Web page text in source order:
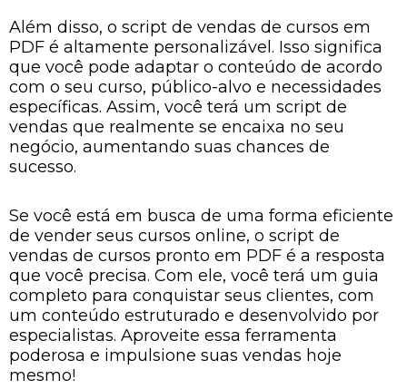
Além disso, o script de vendas de cursos em
PDF é altamente personalizável. Isso significa
que você pode adaptar o conteúdo de acordo
com o seu curso, público-alvo e necessidades
específicas. Assim, você terá um script de
vendas que realmente se encaixa no seu
negócio, aumentando suas chances de
sucesso.
Se você está em busca de uma forma eficiente
de vender seus cursos online, o script de
vendas de cursos pronto em PDF é a resposta
que você precisa. Com ele, você terá um guia
completo para conquistar seus clientes, com
um conteúdo estruturado e desenvolvido por
especialistas. Aproveite essa ferramenta
poderosa e impulsione suas vendas hoje
mesmo!